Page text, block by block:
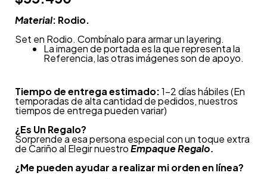
Material: Rodio.
Set en Rodio. Combínalo para armar un layering.
La imagen de portada es la que representa la
Referencia, las otras imágenes son de apoyo.
Tiempo de entrega estimado:1-2 días hábiles (En
temporadas de alta cantidad de pedidos, nuestros
tiempos de entrega pueden variar)
¿Es Un Regalo?
Sorprende a esa persona especial con un toque extra
de Cariño al Elegir nuestroEmpaque Regalo.
¿Me pueden ayudar a realizar mi orden en línea?